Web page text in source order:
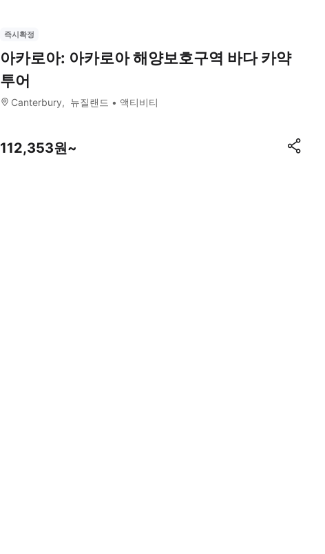
즉시확정
아카로아: 아카로아 해양보호구역 바다 카약
투어
Canterbury 뉴질랜드 액티비티
112,353원~